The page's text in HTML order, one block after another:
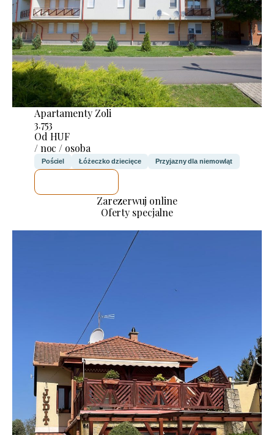
Apartamenty Zoli
3.753
Od HUF
/ noc / osoba
Pościel Łóżeczko dziecięce Przyjazny dla niemowląt
Zarezerwuj online
Oferty specjalne